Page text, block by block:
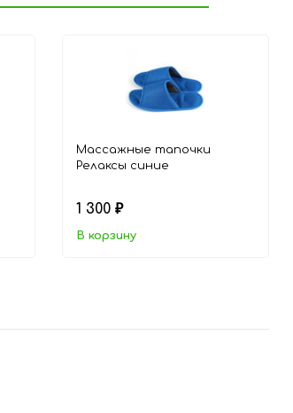
Массажные тапочки
Релаксы cиние
1 300 ₽
В корзину